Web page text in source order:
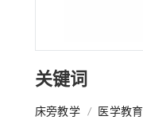
关键词
床旁教学 / 医学教育